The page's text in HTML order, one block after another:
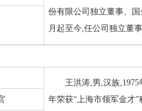
份有限公司独立董事、
月起至今,任公司独立董
王洪涛,男,汉族
年荣获“上海市领军金才